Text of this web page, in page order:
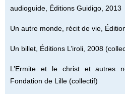
audioguide, Éditions Guidigo, 2013
Un autre monde , récit de vie,
Un billet, Éditions L’iroli, 2008
L’Ermite et le christ et autres
Fondation de Lille (collectif)